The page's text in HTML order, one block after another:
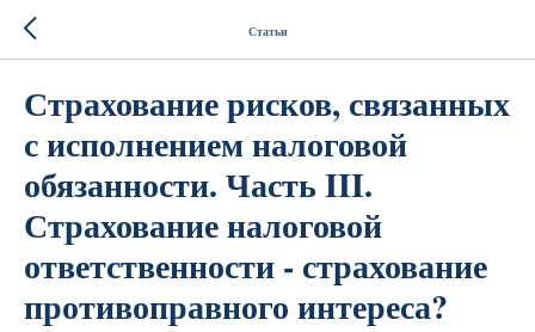
Статьи
Страхование рисков, связанных
с исполнением налоговой
обязанности. Часть III.
Страхование налоговой
ответственности - страхование
противоправного интереса?